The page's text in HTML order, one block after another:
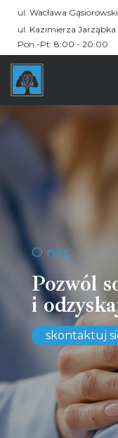
ul. Wacława
ul. Kazimierza Jarząbka
Pon -Pt: 8:00 - 20:00
O nas
Pozwól
i
skontaktuj